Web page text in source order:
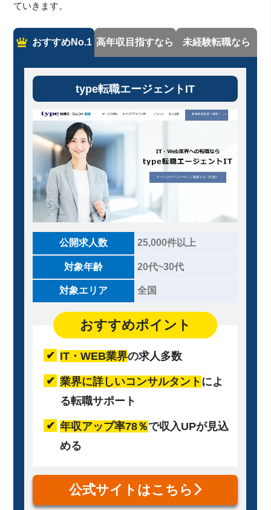
ていきます。
おすすめNo.1 高年収目指すなら 未経験転職なら
type転職エージェントIT
公開求人数 25,000件以上
対象年齢 20代~30代
対象エリア 全国
おすすめポイント
IT・WEB業界の求人多数
業界に詳しいコンサルタント によ
る転職サポート
年収アップ率78％で収入UPが見込
める
公式サイトはこちら